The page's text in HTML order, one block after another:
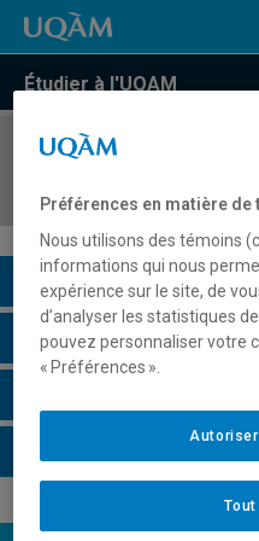
Étudier à l'UQAM
COURS//
Description du cours
Horaire - Été 2026
Préférences en matière de
Nous utilisons des témoins
informations qui nous
expérience sur le site, de
d’analyser les statistiques
pouvez personnaliser votre
« Préférences ».